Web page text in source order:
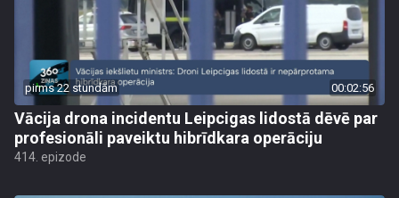
pirms 22 stundām 00:02:56
Vācija drona incidentu Leipcigas lidostā dēvē par
profesionāli paveiktu hibrīdkara operāciju
414. epizode